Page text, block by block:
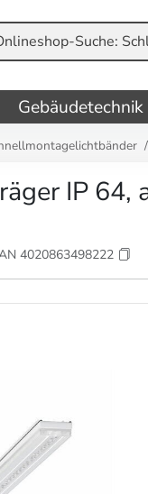
Gebäudetechnik
IP 64,
4020863498222